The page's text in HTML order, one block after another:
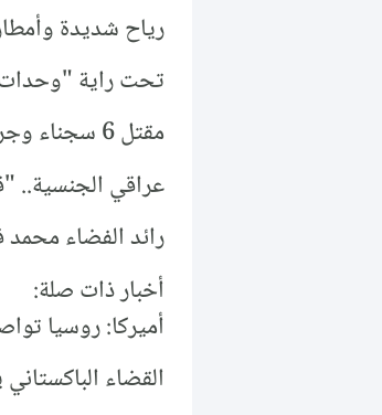
رياح شديدة
تحت راية "وحدات
مقتل 6 سجناء وجرح 15 آخرين بعد محاولة فرار من سجن لقسد في الرقة.
عراقي الجنسية..
رائد الفضاء
أخبار ذات صلة:
أميركا: روسيا
القضاء